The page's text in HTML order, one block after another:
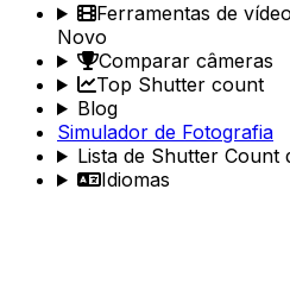
Ferramentas de
Novo
Comparar câmeras
Top Shutter count
Blog
Simulador de Fotografia
Lista de Shutter Count
Idiomas